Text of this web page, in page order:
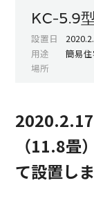
KC-5.9型
設置日
用途
簡易
場所
（11.8畳
て設置し